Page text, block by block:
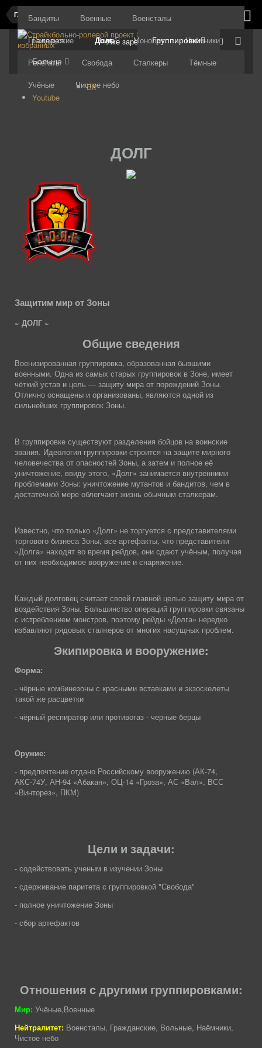
Главная
Уже зарегистрированы? Войти
Галерея Зона Группировки
Бандиты Военные
Военсталы
Гражданские
Долг Монолит
Наёмники
Ренегаты
Свобода Сталкеры
Тёмные
Учёные
Чистое небо
Больше
ВК
Youtube
ДОЛГ
Защитим мир от Зоны
~ ДОЛГ ~
Общие сведения
Военизированная группировка, образованная бывшими
военными. Одна из самых старых группировок в Зоне, имеет
чёткий устав и цель — защиту мира от порождений Зоны.
Отлично оснащены и организованы, являются одной из
сильнейших группировок Зоны.
В группировке существуют разделения бойцов на воинские
звания. Идеология группировки строится на защите мирного
человечества от опасностей Зоны, а затем и полное её
уничтожение, ввиду этого, «Долг» занимается внутренними
проблемами Зоны: уничтожение мутантов и бандитов, чем в
достаточной мере облегчают жизнь обычным сталкерам.
Известно, что только «Долг» не торгуется с представителями
торгового бизнеса Зоны, все артефакты, что представители
«Долга» находят во время рейдов, они сдают учёным, получая
от них необходимое вооружение и снаряжение.
Каждый долговец считает своей главной целью защиту мира от
воздействия Зоны. Большинство операций группировки связаны
с истреблением монстров, поэтому рейды «Долга» нередко
избавляют рядовых сталкеров от многих насущных проблем.
Экипировка и вооружение:
Форма:
- чёрные комбинезоны с красными вставками и экзоскелеты
такой же расцветки
- чёрный респиратор или противогаз - черные берцы
Оружие:
- предпочтение отдано Российскому вооружению (АК-74,
АКС-74У, АН-94 «Абакан», ОЦ-14 «Гроза», АС «Вал», ВСС
«Винторез», ПКМ)
Цели и задачи:
- содействовать ученым в изучении Зоны
- сдерживание паритета с группировкой "Свобода"
- полное уничтожение Зоны
- сбор артефактов
Отношения с другими группировками:
Мир: Учёные,Военные
Нейтралитет: Военсталы, Гражданские, Вольные, Наёмники,
Чистое небо